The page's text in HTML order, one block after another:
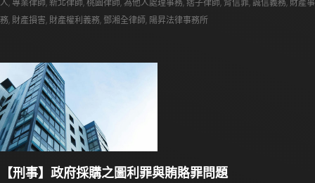
人,專業律師,新北律師,桃園律師,為他人處理事務,痞子律師, 背信罪,誠信義務,財產事
務,財產損害,財產權利義務, 鄧湘全律師, 陽昇法律事務所
【刑事】政府採購之圖利罪與賄賂罪問題